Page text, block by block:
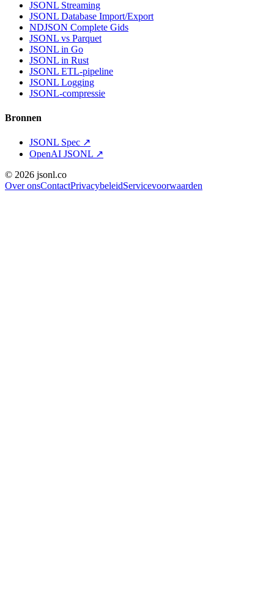
JSONL Streaming
JSONL Database Import/Export
NDJSON Complete Gids
JSONL vs Parquet
JSONL in Go
JSONL in Rust
JSONL ETL-pipeline
JSONL Logging
JSONL-compressie
Bronnen
JSONL Spec ↗
OpenAI JSONL ↗
© 2026 jsonl.co
Over onsContactPrivacybeleidServicevoorwaarden